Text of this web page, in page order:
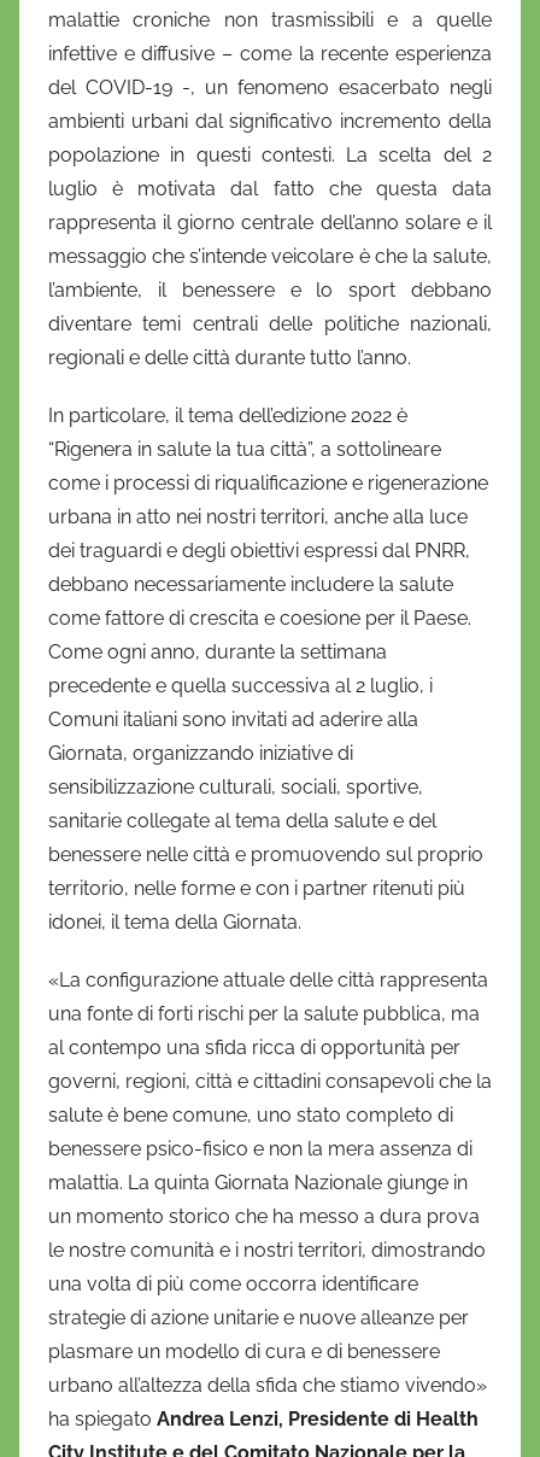
malattie croniche non trasmissibili e a quelle
infettive e diffusive – come la recente esperienza
del COVID-19 -, un fenomeno esacerbato negli
ambienti urbani dal significativo incremento della
popolazione in questi contesti. La scelta del 2
luglio è motivata dal fatto che questa data
rappresenta il giorno centrale dell’anno solare e il
messaggio che s’intende veicolare è che la salute,
l’ambiente, il benessere e lo sport debbano
diventare temi centrali delle politiche nazionali,
regionali e delle città durante tutto l’anno.
In particolare, il tema dell’edizione 2022 è
“Rigenera in salute la tua città”, a sottolineare
come i processi di riqualificazione e rigenerazione
urbana in atto nei nostri territori, anche alla luce
dei traguardi e degli obiettivi espressi dal PNRR,
debbano necessariamente includere la salute
come fattore di crescita e coesione per il Paese.
Come ogni anno, durante la settimana
precedente e quella successiva al 2 luglio, i
Comuni italiani sono invitati ad aderire alla
Giornata, organizzando iniziative di
sensibilizzazione culturali, sociali, sportive,
sanitarie collegate al tema della salute e del
benessere nelle città e promuovendo sul proprio
territorio, nelle forme e con i partner ritenuti più
idonei, il tema della Giornata.
«La configurazione attuale delle città rappresenta
una fonte di forti rischi per la salute pubblica, ma
al contempo una sfida ricca di opportunità per
governi, regioni, città e cittadini consapevoli che la
salute è bene comune, uno stato completo di
benessere psico-fisico e non la mera assenza di
malattia. La quinta Giornata Nazionale giunge in
un momento storico che ha messo a dura prova
le nostre comunità e i nostri territori, dimostrando
una volta di più come occorra identificare
strategie di azione unitarie e nuove alleanze per
plasmare un modello di cura e di benessere
urbano all’altezza della sfida che stiamo vivendo»
ha spiegato Andrea Lenzi, Presidente di Health